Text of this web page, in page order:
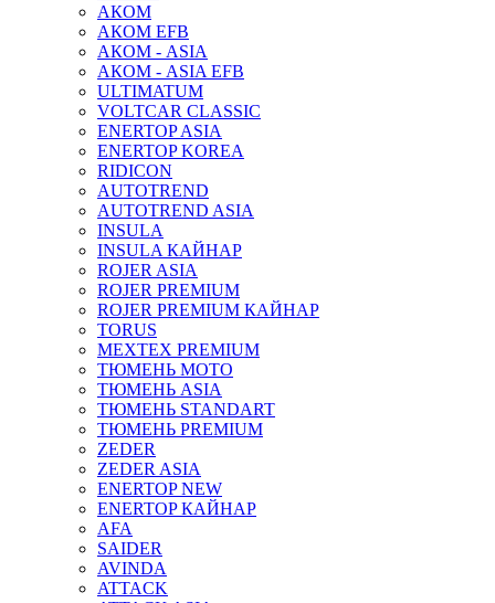
АКОМ
АКОМ EFB
АКОМ - ASIA
АКОМ - ASIA EFB
ULTIMATUM
VOLTCAR CLASSIC
ENERTOP ASIA
ENERTOP KOREA
RIDICON
AUTOTREND
AUTOTREND ASIA
INSULA
INSULA КАЙНАР
ROJER ASIA
ROJER PREMIUM
ROJER PREMIUM КАЙНАР
TORUS
MEXTEX PREMIUM
ТЮМЕНЬ МОТО
ТЮМЕНЬ ASIA
ТЮМЕНЬ STANDART
ТЮМЕНЬ PREMIUM
ZEDER
ZEDER ASIA
ENERTOP NEW
ENERTOP КАЙНАР
AFA
SAIDER
AVINDA
ATTACK